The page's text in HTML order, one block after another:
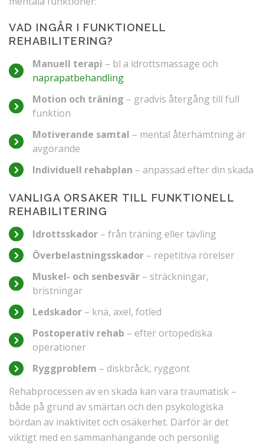
VAD INGÅR I FUNKTIONELL
REHABILITERING?
Manuell terapi – bl a idrottsmassage och
naprapatbehandling
Motion och träning – gradvis återgång till full
funktion
Motiverande samtal – mental återhämtning är
avgörande
Individuell rehabplan – anpassad efter din skada
VANLIGA ORSAKER TILL FUNKTIONELL
REHABILITERING
Idrottsskador – från träning eller tävling
Överbelastningsskador – repetitiva rörelser
Muskel- och senbesvär – sträckningar,
bristningar
Ledskador – knä, axel, fotled
Postoperativ rehab – efter ortopediska
operationer
Ryggproblem – diskbråck, ryggont
Rehabprocessen av en skada kan vara traumatisk –
både på grund av smärtan och den psykologiska
bördan av inaktivitet och osäkerhet. Därför är det
viktigt med en sammanhängande och personlig